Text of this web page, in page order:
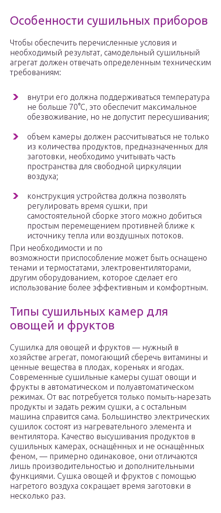
Особенности сушильных приборов
Чтобы обеспечить перечисленные условия и
необходимый результат, самодельный сушильный
агрегат должен отвечать определенным техническим
требованиям:
внутри его должна поддерживаться температура
не больше 70°C, это обеспечит максимальное
обезвоживание, но не допустит пересушивания;
объем камеры должен рассчитываться не только
из количества продуктов, предназначенных для
заготовки, необходимо учитывать часть
пространства для свободной циркуляции
воздуха;
конструкция устройства должна позволять
регулировать время сушки, при
самостоятельной сборке этого можно добиться
простым перемещением противней ближе к
источнику тепла или воздушных потоков.
При необходимости и по
возможности приспособление может быть оснащено
тенами и термостатами, электровентиляторами,
другим оборудованием, которое сделает его
использование более эффективным и комфортным.
Типы сушильных камер для
овощей и фруктов
Сушилка для овощей и фруктов — нужный в
хозяйстве агрегат, помогающий сберечь витамины и
ценные вещества в плодах, кореньях и ягодах.
Современные сушильные камеры сушат овощи и
фрукты в автоматическом и полуавтоматическом
режимах. От вас потребуется только помыть-нарезать
продукты и задать режим сушки, а с остальным
машина справится сама. Большинство электрических
сушилок состоят из нагревательного элемента и
вентилятора. Качество высушивания продуктов в
сушильных камерах, оснащённых и не оснащённых
феном, — примерно одинаковое, они отличаются
лишь производительностью и дополнительными
функциями. Сушка овощей и фруктов с помощью
нагретого воздуха сокращает время заготовки в
несколько раз.